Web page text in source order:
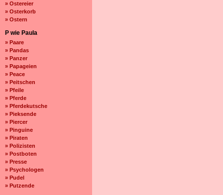
» Ostereier
» Osterkorb
» Ostern
P wie Paula
» Paare
» Pandas
» Panzer
» Papageien
» Peace
» Peitschen
» Pfeile
» Pferde
» Pferdekutsche
» Pieksende
» Piercer
» Pinguine
» Piraten
» Polizisten
» Postboten
» Presse
» Psychologen
» Pudel
» Putzende